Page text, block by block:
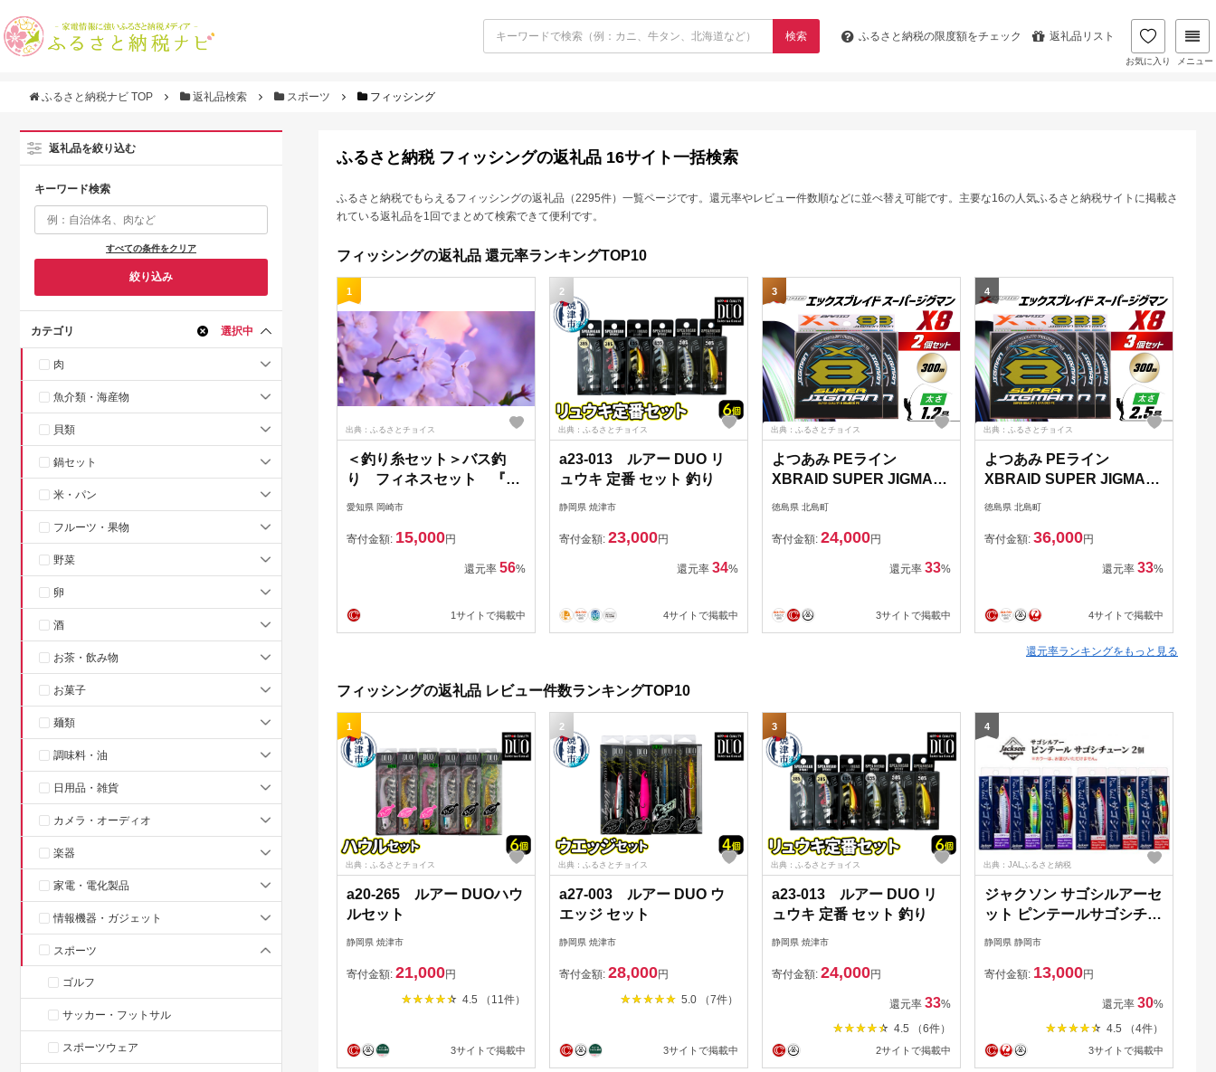
検索 ふるさと納税の限度額をチェック 返礼品リスト
お気に入り メニュー
ふるさと納税ナビ TOP 返礼品検索 スポーツ フィッシング
返礼品を絞り込む
キーワード検索
すべての条件をクリア
絞り込み
カテゴリ 選択中
肉
魚介類・海産物
貝類
鍋セット
米・パン
フルーツ・果物
野菜
卵
酒
お茶・飲み物
お菓子
麺類
調味料・油
日用品・雑貨
カメラ・オーディオ
楽器
家電・電化製品
情報機器・ガジェット
スポーツ
ゴルフ
サッカー・フットサル
スポーツウェア
ふるさと納税 フィッシングの返礼品 16サイト一括検索
ふるさと納税でもらえるフィッシングの返礼品（2295件）一覧ページです。還元率やレビュー件数順などに並べ替え可能です。主要な16の人気ふるさと納税サイトに掲載さ
れている返礼品を1回でまとめて検索できて便利です。
フィッシングの返礼品 還元率ランキングTOP10
1
出典：ふるさとチョイス
＜釣り糸セット＞バス釣
り フィネスセット 『エ
クスレッド』 ’19モデル
愛知県 岡崎市
寄付金額: 15,000円
還元率 56%
1サイトで掲載中
2
出典：ふるさとチョイス
a23-013 ルアー DUO リ
ュウキ 定番 セット 釣り
静岡県 焼津市
寄付金額: 23,000円
還元率 34%
4サイトで掲載中
3
出典：ふるさとチョイス
よつあみ PEライン
XBRAID SUPER JIGMAN
X8 1.2号 300m 2個 エック
マン [YGK 徳島県 北島町
29ac0044] ygk peライン
PE pe 釣り糸 釣り 釣具 釣
徳島県 北島町
寄付金額: 24,000円
還元率 33%
3サイトで掲載中
4
出典：ふるさとチョイス
よつあみ PEライン
XBRAID SUPER JIGMAN
X8 2.5号 300m 3個 エック
マン [YGK 徳島県 北島町
29ac0054] ygk peライン
PE pe 釣り糸 釣り 釣具 釣
徳島県 北島町
寄付金額: 36,000円
還元率 33%
4サイトで掲載中
還元率ランキングをもっと見る
フィッシングの返礼品 レビュー件数ランキングTOP10
1
出典：ふるさとチョイス
a20-265 ルアー DUOハウ
ルセット
静岡県 焼津市
寄付金額: 21,000円
4.5 （11件）
3サイトで掲載中
2
出典：ふるさとチョイス
a27-003 ルアー DUO ウ
エッジ セット
静岡県 焼津市
寄付金額: 28,000円
5.0 （7件）
3サイトで掲載中
3
出典：ふるさとチョイス
a23-013 ルアー DUO リ
ュウキ 定番 セット 釣り
静岡県 焼津市
寄付金額: 24,000円
還元率 33%
4.5 （6件）
2サイトで掲載中
4
出典：JALふるさと納税
ジャクソン サゴシルアーセ
ット ピンテールサゴシチュ
ーン 2個【釣り具 ルアー ア
静岡県 静岡市
寄付金額: 13,000円
還元率 30%
4.5 （4件）
3サイトで掲載中